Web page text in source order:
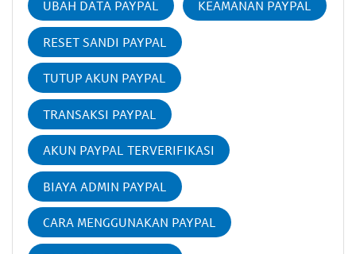
UBAH DATA PAYPAL KEAMANAN PAYPAL
RESET SANDI PAYPAL
TUTUP AKUN PAYPAL
TRANSAKSI PAYPAL
AKUN PAYPAL TERVERIFIKASI
BIAYA ADMIN PAYPAL
CARA MENGGUNAKAN PAYPAL